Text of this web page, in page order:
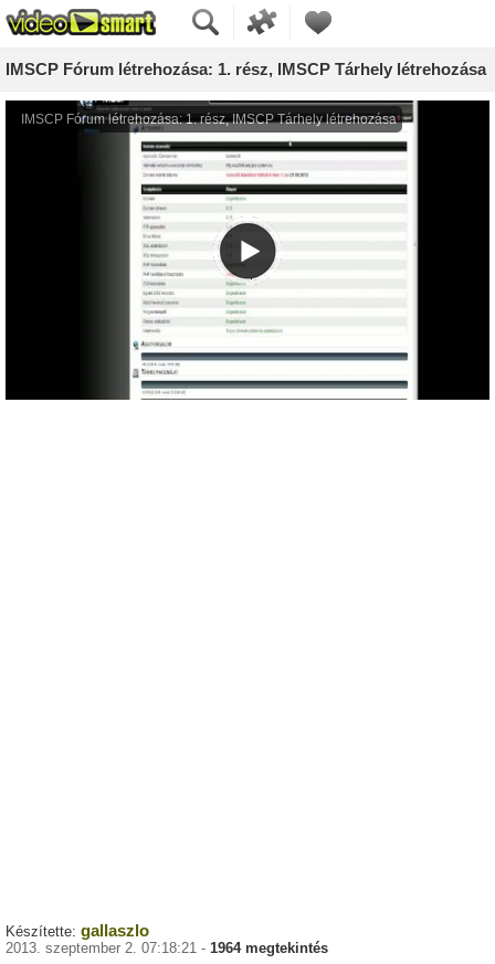
IMSCP Fórum létrehozása: 1. rész, IMSCP Tárhely létrehozása
Készítette: gallaszlo
2013. szeptember 2. 07:18:21 - 1964 megtekintés